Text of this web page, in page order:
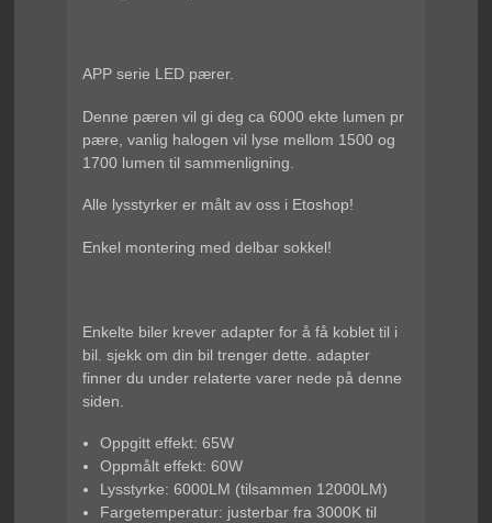
APP serie LED pærer.
Denne pæren vil gi deg ca 6000 ekte lumen pr
pære, vanlig halogen vil lyse mellom 1500 og
1700 lumen til sammenligning.
Alle lysstyrker er målt av oss i Etoshop!
Enkel montering med delbar sokkel!
Enkelte biler krever adapter for å få koblet til i
bil. sjekk om din bil trenger dette. adapter
finner du under relaterte varer nede på denne
siden.
Oppgitt effekt: 65W
Oppmålt effekt: 60W
Lysstyrke: 6000LM (tilsammen 12000LM)
Fargetemperatur: justerbar fra 3000K til